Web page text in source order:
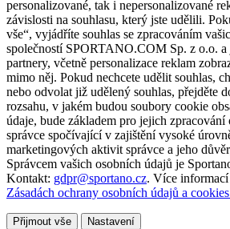
personalizované, tak i nepersonalizované
závislosti na souhlasu, který jste udělili.
vše“, vyjádříte souhlas se zpracováním
společností SPORTANO.COM Sp. z o.o.
partnery, včetně personalizace reklam
mimo něj. Pokud nechcete udělit souhlas,
nebo odvolat již udělený souhlas, přejděte
rozsahu, v jakém budou soubory cookie
údaje, bude základem pro jejich zpracování
správce spočívající v zajištění vysoké
marketingových aktivit správce a jeho
Správcem vašich osobních údajů je
Kontakt: gdpr@sportano.cz. Více informací
Zásadách ochrany osobních údajů a
Přijmout vše Nastavení